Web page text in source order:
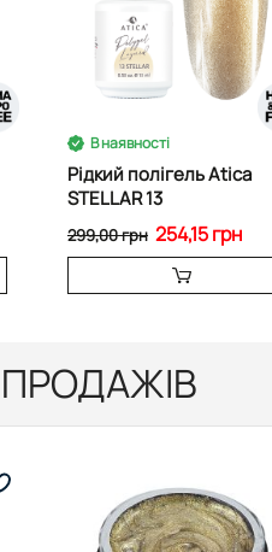
В наявності
Рідкий полігель Atica
STELLAR 13
254,15 грн
299,00 грн